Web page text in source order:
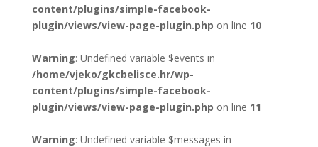
content/plugins/simple-facebook-
plugin/views/view-page-plugin.php on line 10
Warning: Undefined variable $events in
/home/vjeko/gkcbelisce.hr/wp-
content/plugins/simple-facebook-
plugin/views/view-page-plugin.php on line 11
Warning: Undefined variable $messages in